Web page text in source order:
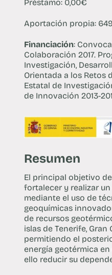
Préstamo: 0,00€
Aportación propia:
Financiación:
Colaboración 2017.
Investigación,
Orientada a los Retos
Estatal de
de Innovación 2013-
Resumen
El principal objetivo
fortalecer y realizar
mediante el uso de
geoquímicas
de recursos
islas de Tenerife, Gran
permitiendo el
energía geotérmica
ello reducir su